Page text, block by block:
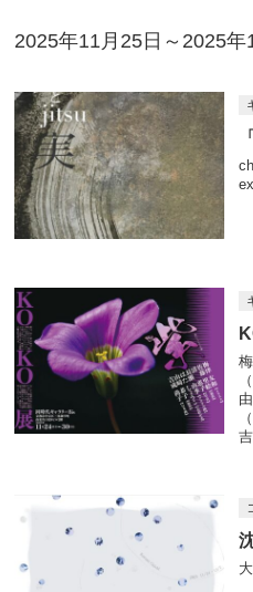
2025年11月25日～2025年